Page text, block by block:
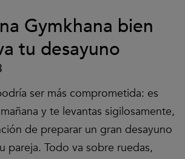
Gymkhana bien
tu desayuno
ser más comprometida: es
y te levantas sigilosamente,
de preparar un gran desayuno
pareja. Todo va sobre ruedas,